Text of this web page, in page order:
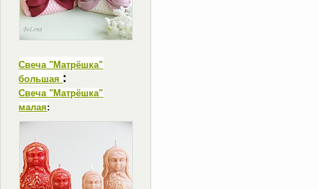
Свеча "Матрёшка"
большая :
Свеча "Матрёшка"
малая: